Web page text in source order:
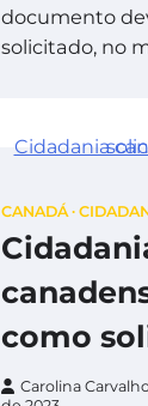
documento
solicitado, no
CANADÁ
como
Carolina